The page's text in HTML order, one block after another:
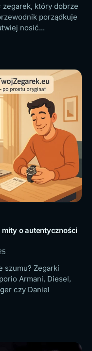
zegarek, który dobrze
porządkuje
nosić...
o autentyczności
szumu? Zegarki
Armani, Diesel,
czy Daniel